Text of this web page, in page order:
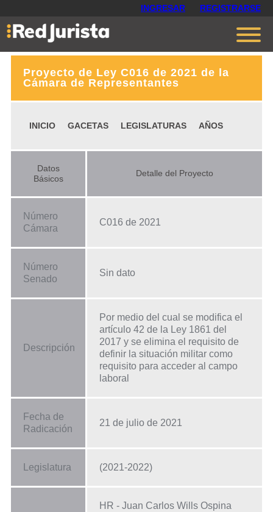
INGRESAR REGISTRARSE
Contáctanos
Planes
Proyecto de Ley C016 de 2021 de la
Cámara de Representantes
INICIO GACETAS LEGISLATURAS AÑOS
Datos
Básicos
Detalle del Proyecto
Número
Cámara
C016 de 2021
Número
Senado
Sin dato
Descripción
Por medio del cual se modifica el
artículo 42 de la Ley 1861 del
2017 y se elimina el requisito de
definir la situación militar como
requisito para acceder al campo
laboral
Fecha de
Radicación
21 de julio de 2021
Legislatura (2021-2022)
HR - Juan Carlos Wills Ospina